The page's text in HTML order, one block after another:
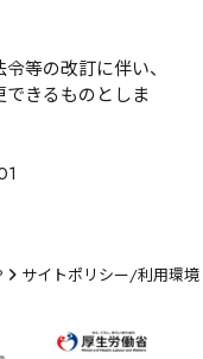
等の改訂に伴い、
きるものとしま
サイトポリシー/利用環境